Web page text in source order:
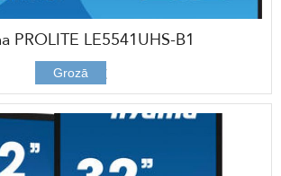
PROLITE LE5541UHS-B1
666,00 €
Grozā